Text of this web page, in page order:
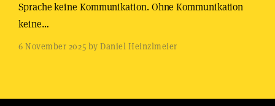
Sprache keine Kommunikation. Ohne Kommunikation
keine…
6 November 2025 by Daniel Heinzlmeier